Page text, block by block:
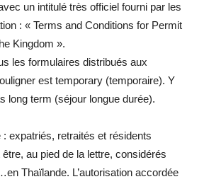
un intitulé très officiel fourni par les
: « Terms and Conditions for Permit
Kingdom ».
les formulaires distribués aux
est temporary (temporaire). Y
long term (séjour longue durée).
expatriés, retraités et résidents
au pied de la lettre, considérés
Thaïlande. L’autorisation accordée